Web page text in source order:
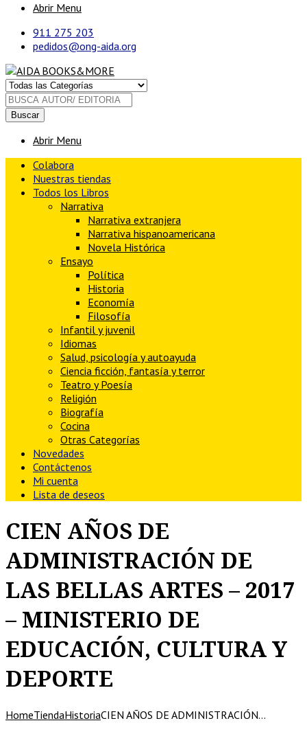
Abrir Menu
911 275 203
pedidos@ong-aida.org
Buscar
Abrir Menu
Colabora
Nuestras tiendas
Todos los Libros
Narrativa
Narrativa extranjera
Narrativa hispanoamericana
Novela Histórica
Ensayo
Política
Historia
Economía
Filosofía
Infantil y juvenil
Idiomas
Salud, psicología y autoayuda
Ciencia ficción, fantasía y terror
Teatro y Poesía
Religión
Biografía
Cocina
Otras Categorías
Novedades
Contáctenos
Mi cuenta
Lista de deseos
CIEN AÑOS DE
ADMINISTRACIÓN DE
LAS BELLAS ARTES – 2017
– MINISTERIO DE
EDUCACIÓN, CULTURA Y
DEPORTE
HomeTiendaHistoriaCIEN AÑOS DE ADMINISTRACIÓN…